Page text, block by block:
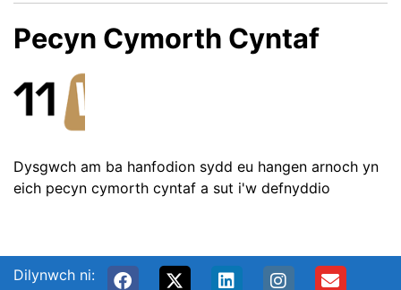
Pecyn Cymorth Cyntaf
Dysgwch am ba hanfodion sydd eu hangen arnoch yn
eich pecyn cymorth cyntaf a sut i'w defnyddio
Dilynwch ni: